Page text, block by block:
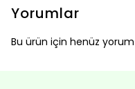
Yorumlar
Bu ürün için henüz yorum